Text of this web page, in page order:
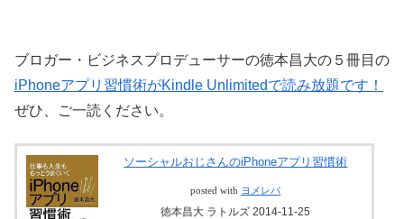
ブロガー・ビジネスプロデューサーの徳本昌大の５冊目の
iPhoneアプリ習慣術がKindle Unlimitedで読み放題です！
ぜひ、ご一読ください。
ソーシャルおじさんのiPhoneアプリ習慣術
posted with ヨメレバ
徳本昌大 ラトルズ 2014-11-25